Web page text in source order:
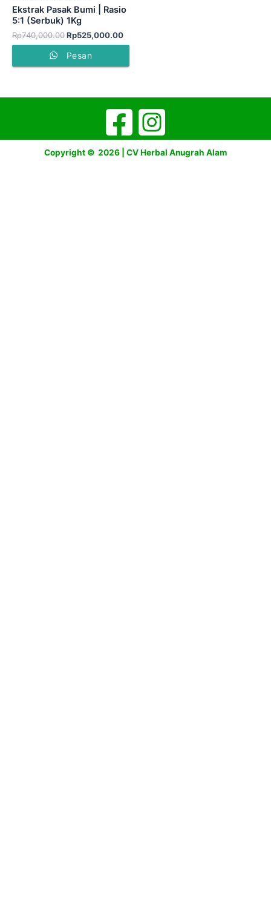
Ekstrak Pasak Bumi | Rasio
5:1 (Serbuk) 1Kg
Rp740,000.00Rp525,000.00
Pesan
Copyright © 2026 | CV Herbal Anugrah Alam